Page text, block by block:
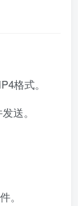
格式。
送。
。